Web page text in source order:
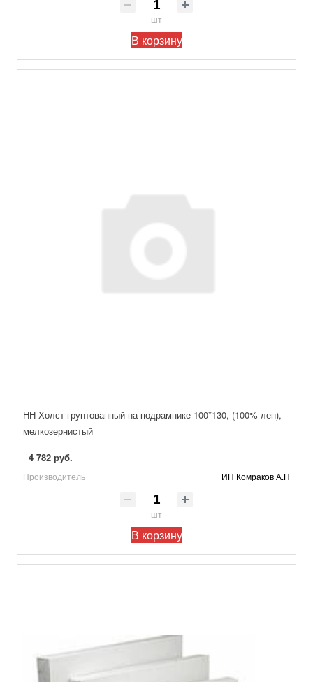
шт
В корзину
НН Холст грунтованный на подрамнике 100*130, (100% лен),
мелкозернистый
4 782 руб.
Производитель ИП Комраков А.Н
шт
В корзину